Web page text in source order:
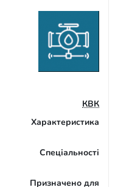
КВК
Характеристика
Спеціальності
Призначено для